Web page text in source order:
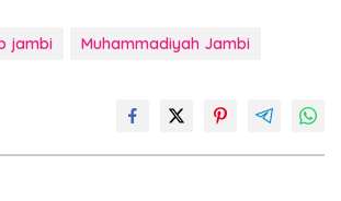
jambi Muhammadiyah Jambi